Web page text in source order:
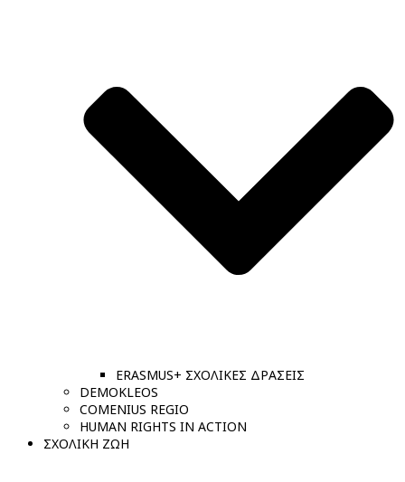
ERASMUS+ ΣΧΟΛΙΚΕΣ ΔΡΑΣΕΙΣ
DEMOKLEOS
COMENIUS REGIO
HUMAN RIGHTS IN ACTION
ΣΧΟΛΙΚΗ ΖΩΗ